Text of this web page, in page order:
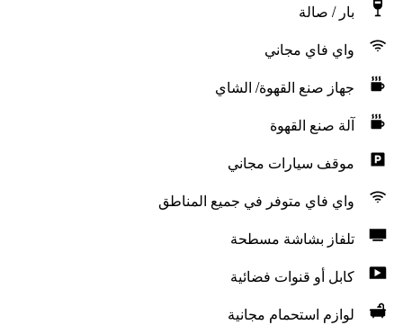
بار / صالة
واي فاي مجاني
جهاز صنع القهوة/ الشاي
آلة صنع القهوة
موقف سيارات مجاني
واي فاي متوفر في جميع المناطق
تلفاز بشاشة مسطحة
كابل أو قنوات فضائية
لوازم استحمام مجانية